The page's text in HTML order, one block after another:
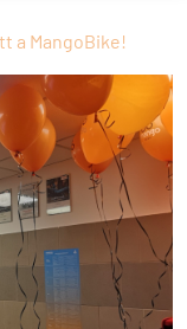
a MangoBike!